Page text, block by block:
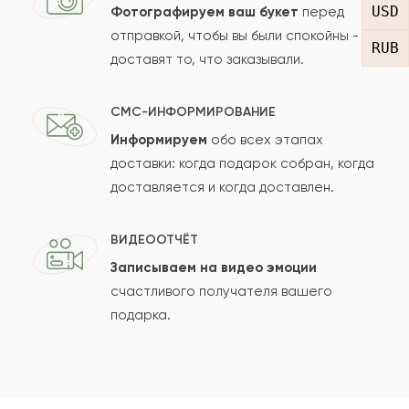
USD
RUB
Сколько будет
Отзыв будет опубликован после проверки.
Проверяем на спам.
Фотографируем ваш букет перед
отправкой, чтобы вы были спокойны -
доставят то, что заказывали.
СМС-ИНФОРМИРОВАНИЕ
Информируем обо всех этапах
доставки: когда подарок собран, когда
доставляется и когда доставлен.
ВИДЕООТЧЁТ
Записываем на видео эмоции
счастливого получателя вашего
подарка.